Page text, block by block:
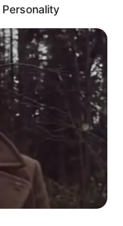
Personality